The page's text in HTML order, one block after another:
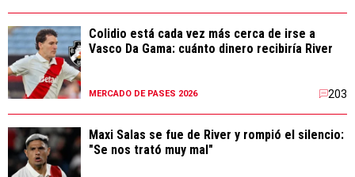
Colidio está cada vez más cerca de irse a
Vasco Da Gama: cuánto dinero recibiría River
MERCADO DE PASES 2026 203
Maxi Salas se fue de River y rompió el silencio:
"Se nos trató muy mal"